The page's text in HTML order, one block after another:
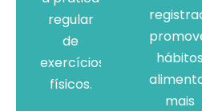
regular
de
exercícios
físicos.
hábitos
mais